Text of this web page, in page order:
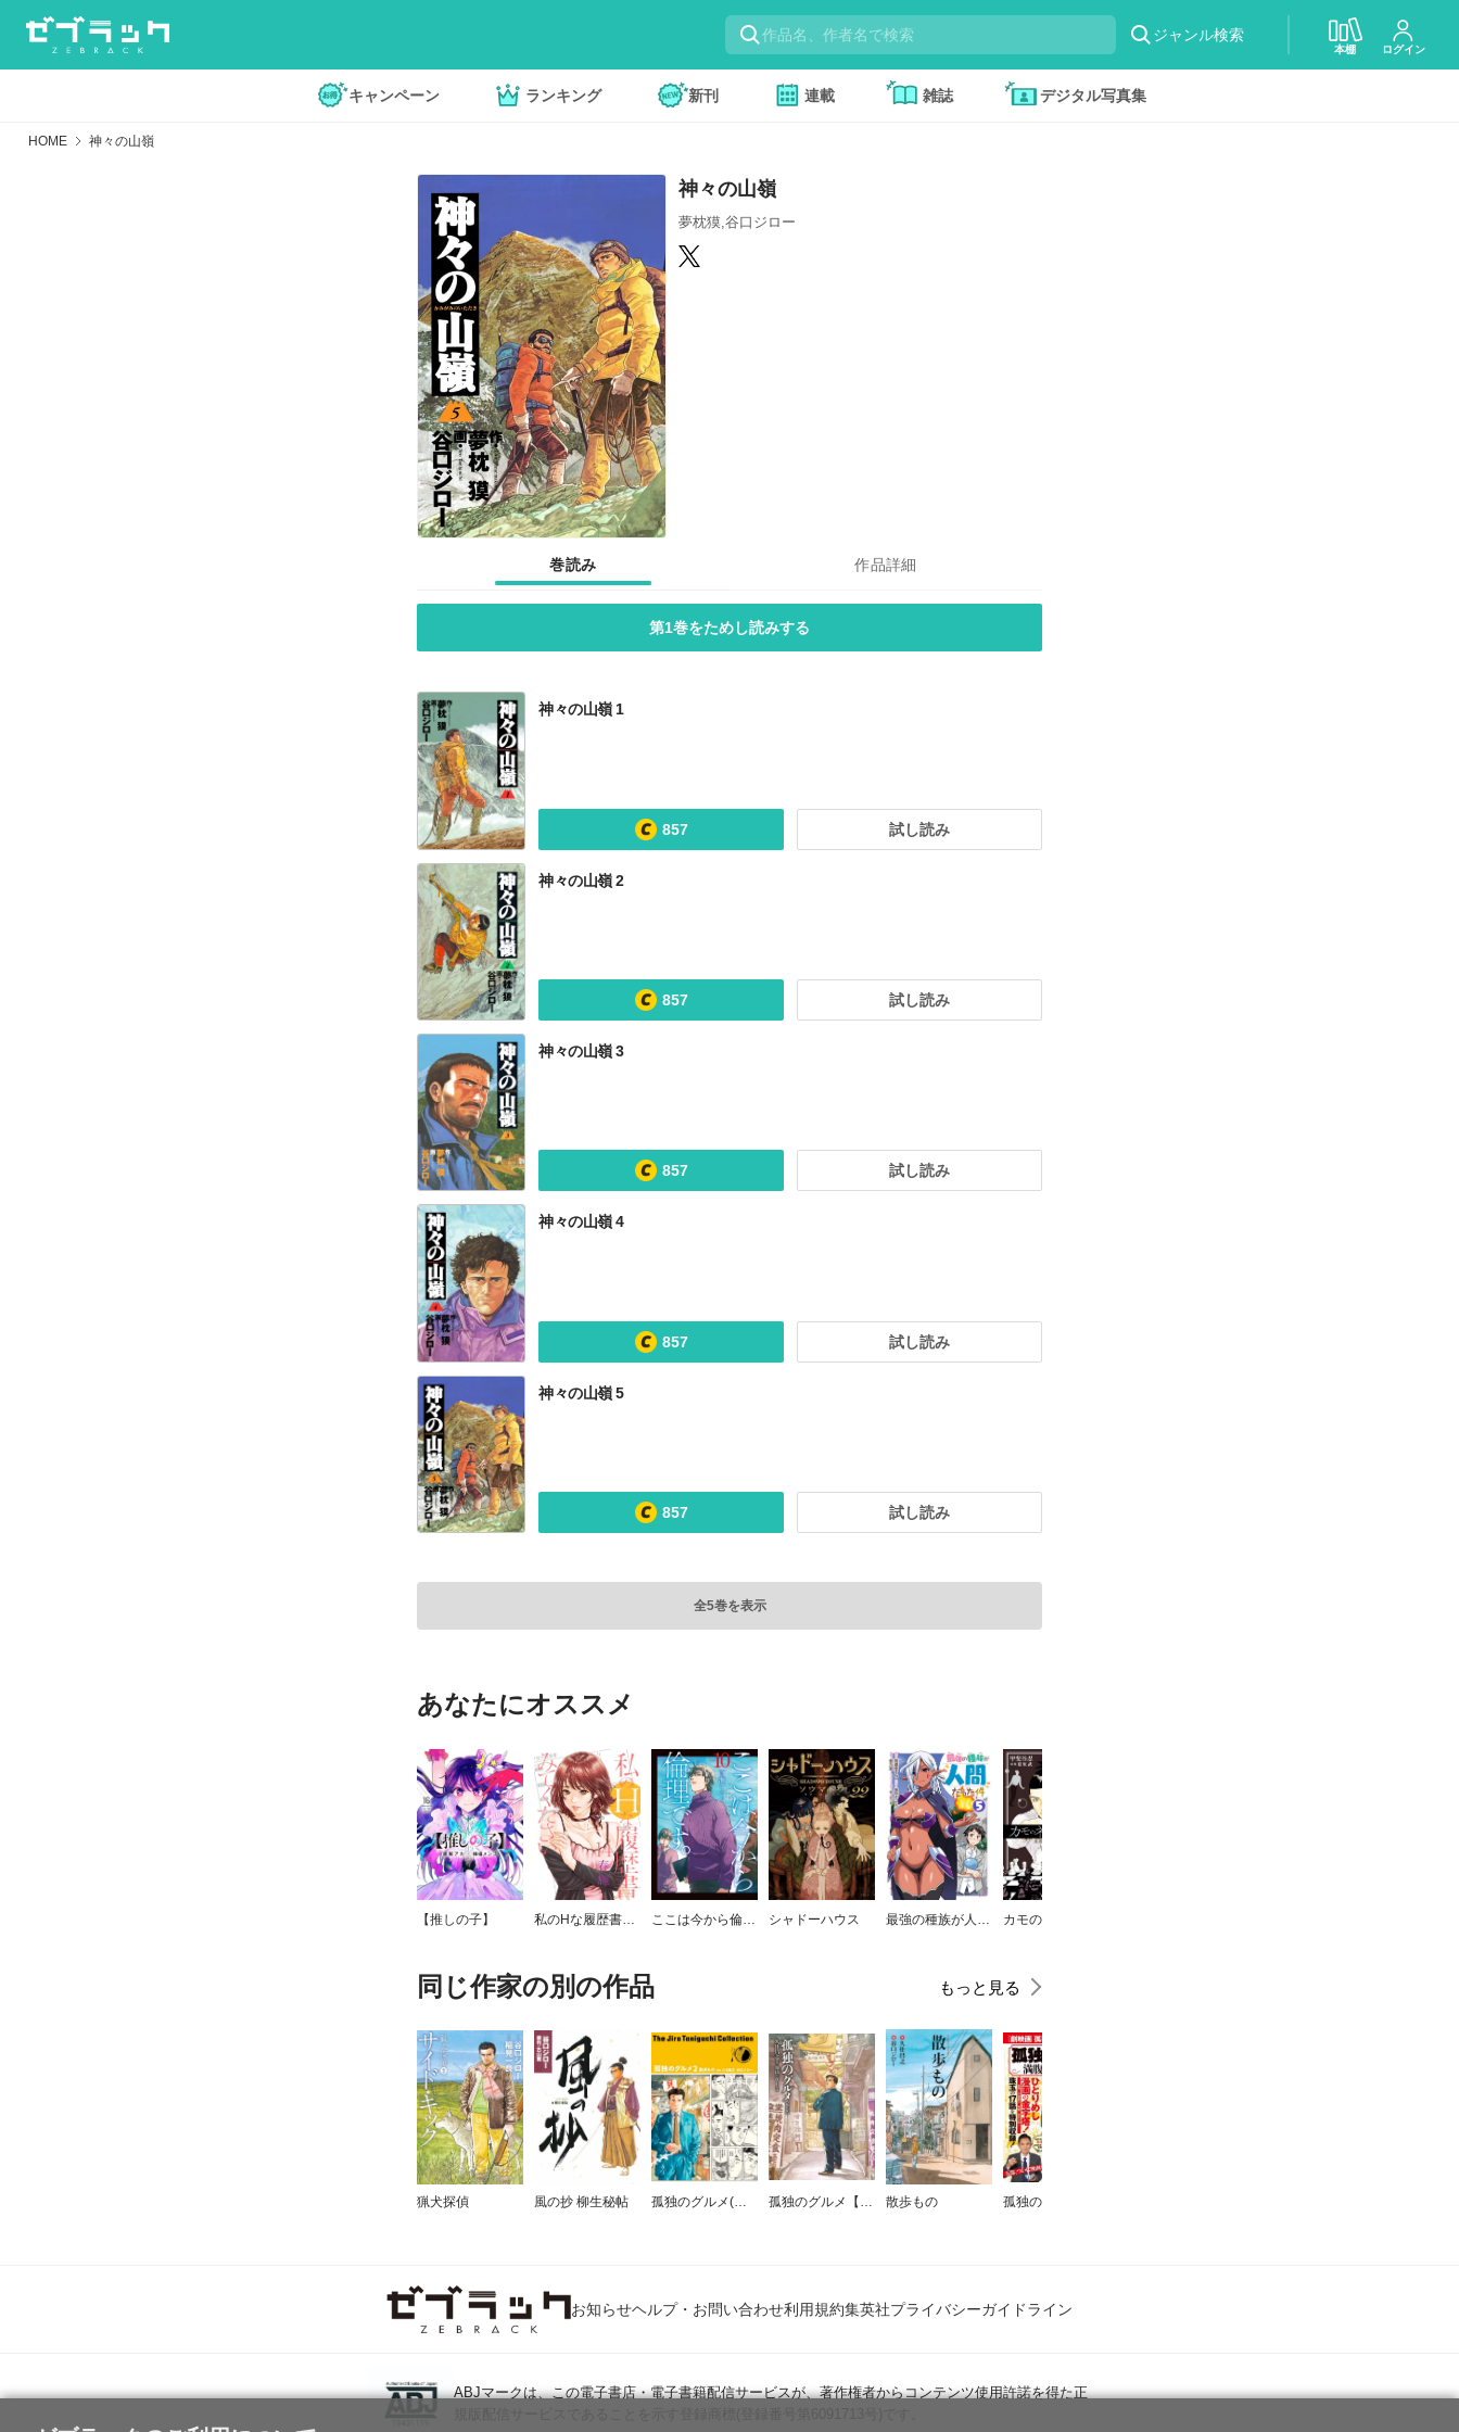
ジャンル検索
本棚 ログイン
キャンペーン ランキング 新刊 連載 雑誌 デジタル写真集
HOME 神々の山嶺
神々の山嶺
夢枕獏,谷口ジロー
巻読み 作品詳細
第1巻をためし読みする
神々の山嶺 1
857 試し読み
神々の山嶺 2
857 試し読み
神々の山嶺 3
857 試し読み
神々の山嶺 4
857 試し読み
神々の山嶺 5
857 試し読み
全5巻を表示
あなたにオススメ
【推しの子】 私のHな履歴書みてください ここは今から倫理です。 シャドーハウス 最強の種族が人間だった件
同じ作家の別の作品 もっと見る
猟犬探偵 風の抄 柳生秘帖 孤独のグルメ(谷口ジローコレクション) 孤独のグルメ【新装版】 散歩もの
お知らせヘルプ・お問い合わせ利用規約集英社プライバシーガイドライン
ABJマークは、この電子書店・電子書籍配信サービスが、著作権者からコンテンツ使用許諾を得た正